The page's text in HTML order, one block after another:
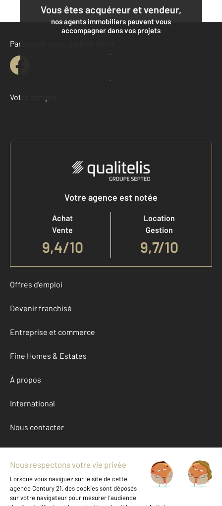
Vous êtes acquéreur et vendeur,
nos agents immobiliers peuvent vous
accompagner dans vos projets
Contacter l'agence
Demander une estimation
Parlons de vous, parlons biens
Votre compte :
Accéder à mon compte
Votre agence est notée
Achat
Vente
9,4/10
Location
Gestion
9,7/10
Offres d'emploi
Devenir franchisé
Entreprise et commerce
Fine Homes & Estates
À propos
International
Nous contacter
Mentions légales & CGU et Barèmes d'honoraires
Données personnelles
Gestionnaire des cookies